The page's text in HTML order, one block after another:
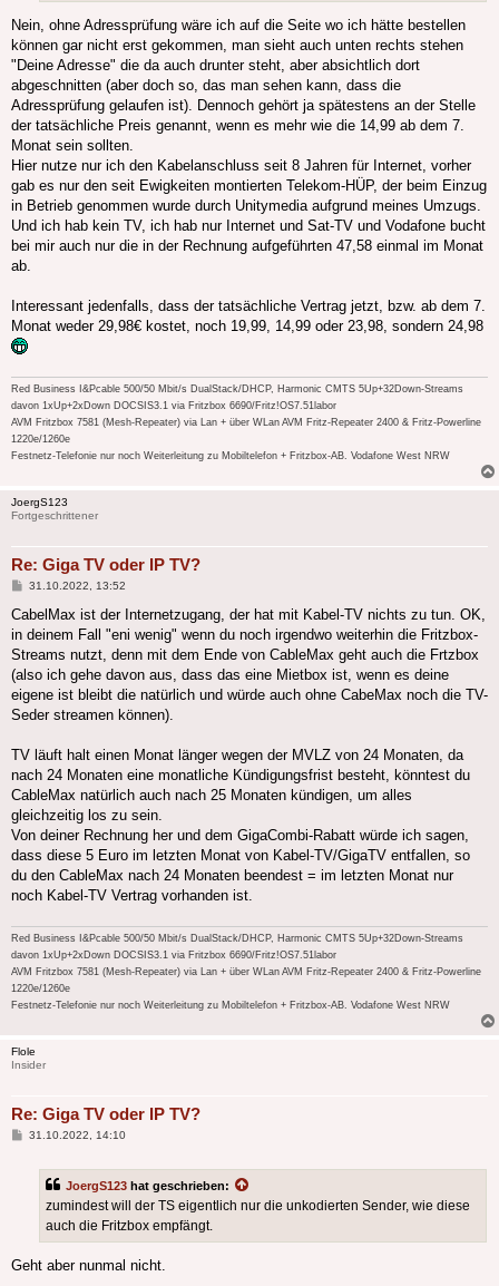
Nein, ohne Adressprüfung wäre ich auf die Seite wo ich hätte bestellen
können gar nicht erst gekommen, man sieht auch unten rechts stehen
"Deine Adresse" die da auch drunter steht, aber absichtlich dort
abgeschnitten (aber doch so, das man sehen kann, dass die
Adressprüfung gelaufen ist). Dennoch gehört ja spätestens an der Stelle
der tatsächliche Preis genannt, wenn es mehr wie die 14,99 ab dem 7.
Monat sein sollten.
Hier nutze nur ich den Kabelanschluss seit 8 Jahren für Internet, vorher
gab es nur den seit Ewigkeiten montierten Telekom-HÜP, der beim Einzug
in Betrieb genommen wurde durch Unitymedia aufgrund meines Umzugs.
Und ich hab kein TV, ich hab nur Internet und Sat-TV und Vodafone bucht
bei mir auch nur die in der Rechnung aufgeführten 47,58 einmal im Monat
ab.
Interessant jedenfalls, dass der tatsächliche Vertrag jetzt, bzw. ab dem 7.
Monat weder 29,98€ kostet, noch 19,99, 14,99 oder 23,98, sondern 24,98
Red Business I&Pcable 500/50 Mbit/s DualStack/DHCP, Harmonic CMTS 5Up+32Down-Streams
davon 1xUp+2xDown DOCSIS3.1 via Fritzbox 6690/Fritz!OS7.51labor
AVM Fritzbox 7581 (Mesh-Repeater) via Lan + über WLan AVM Fritz-Repeater 2400 & Fritz-Powerline
1220e/1260e
Festnetz-Telefonie nur noch Weiterleitung zu Mobiltelefon + Fritzbox-AB. Vodafone West NRW
JoergS123
Fortgeschrittener
Re: Giga TV oder IP TV?
Beitrag
31.10.2022, 13:52
CabelMax ist der Internetzugang, der hat mit Kabel-TV nichts zu tun. OK,
in deinem Fall "eni wenig" wenn du noch irgendwo weiterhin die Fritzbox-
Streams nutzt, denn mit dem Ende von CableMax geht auch die Frtzbox
(also ich gehe davon aus, dass das eine Mietbox ist, wenn es deine
eigene ist bleibt die natürlich und würde auch ohne CabeMax noch die TV-
Seder streamen können).
TV läuft halt einen Monat länger wegen der MVLZ von 24 Monaten, da
nach 24 Monaten eine monatliche Kündigungsfrist besteht, könntest du
CableMax natürlich auch nach 25 Monaten kündigen, um alles
gleichzeitig los zu sein.
Von deiner Rechnung her und dem GigaCombi-Rabatt würde ich sagen,
dass diese 5 Euro im letzten Monat von Kabel-TV/GigaTV entfallen, so
du den CableMax nach 24 Monaten beendest = im letzten Monat nur
noch Kabel-TV Vertrag vorhanden ist.
Red Business I&Pcable 500/50 Mbit/s DualStack/DHCP, Harmonic CMTS 5Up+32Down-Streams
davon 1xUp+2xDown DOCSIS3.1 via Fritzbox 6690/Fritz!OS7.51labor
AVM Fritzbox 7581 (Mesh-Repeater) via Lan + über WLan AVM Fritz-Repeater 2400 & Fritz-Powerline
1220e/1260e
Festnetz-Telefonie nur noch Weiterleitung zu Mobiltelefon + Fritzbox-AB. Vodafone West NRW
Flole
Insider
Re: Giga TV oder IP TV?
Beitrag
31.10.2022, 14:10
JoergS123 hat geschrieben:
zumindest will der TS eigentlich nur die unkodierten Sender, wie diese
auch die Fritzbox empfängt.
Geht aber nunmal nicht.